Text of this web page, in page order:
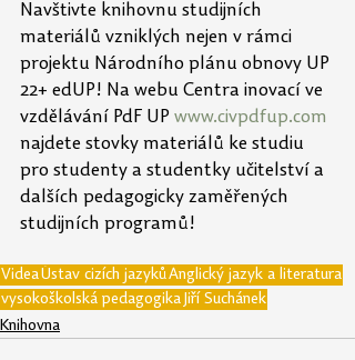
Navštivte knihovnu studijních
materiálů vzniklých nejen v rámci
projektu Národního plánu obnovy UP
22+ edUP! Na webu Centra inovací ve
vzdělávání PdF UP www.civpdfup.com
najdete stovky materiálů ke studiu
pro studenty a studentky učitelství a
dalších pedagogicky zaměřených
studijních programů!
VideaÚstav cizích jazykůAnglický jazyk a literatura
vysokoškolská pedagogika Jiří Suchánek
Knihovna